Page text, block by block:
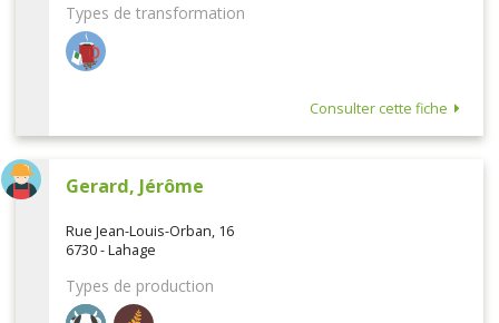
Types de transformation
Consulter cette fiche
Gerard, Jérôme
Rue Jean-Louis-Orban, 16
6730 - Lahage
Types de production